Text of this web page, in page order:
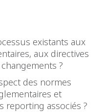
existants aux
aux directives
?
des normes
et
reporting associés ?